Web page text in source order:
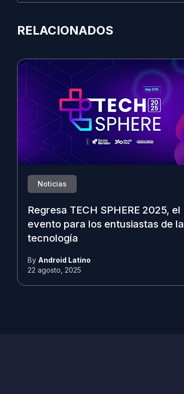
RELACIONADOS
Noticias
Regresa TECH SPHERE 2025, el
evento para los entusiastas de la
tecnología
By Android Latino
22 agosto, 2025